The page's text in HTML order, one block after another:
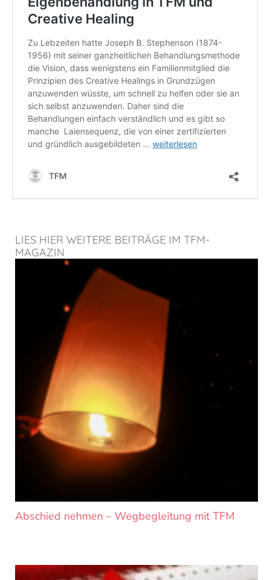
LIES HIER WEITERE BEITRÄGE IM TFM-
MAGAZIN
Abschied nehmen – Wegbegleitung mit TFM
Seite